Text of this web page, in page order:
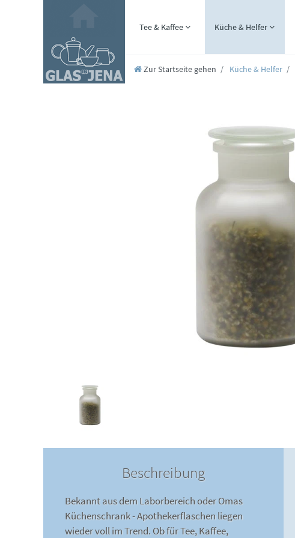
Tee & Kaffee Küche & Helfer
Zur Startseite gehen Küche & Helfer
Beschreibung
Bekannt aus dem Laborbereich oder Omas
Küchenschrank - Apothekerflaschen liegen
wieder voll im Trend. Ob für Tee, Kaffee,